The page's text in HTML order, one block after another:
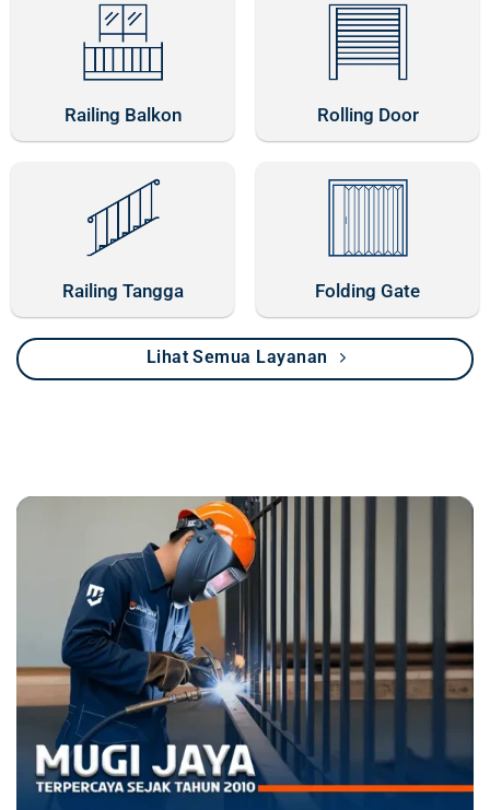
Railing Balkon Rolling Door
Railing Tangga Folding Gate
Lihat Semua Layanan